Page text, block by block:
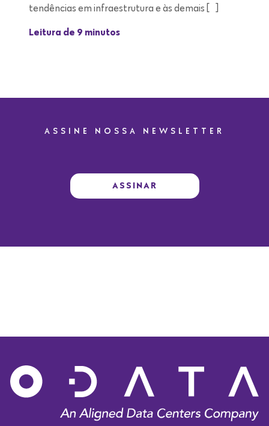
tendências em infraestrutura e às demais […]
Leitura de 9 minutos
ASSINE NOSSA NEWSLETTER
ASSINAR